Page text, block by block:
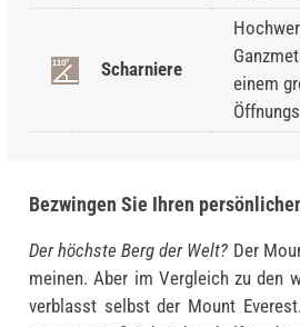
Scharniere
einem
Bezwingen Sie Ihren
Der höchste Berg der Welt? Der
meinen. Aber im Vergleich zu den
verblasst selbst der Mount